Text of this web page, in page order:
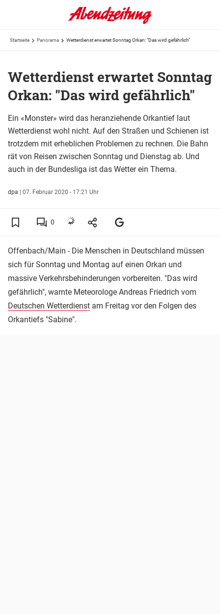
Startseite Panorama Wetterdienst erwartet Sonntag Orkan: "Das wird gefährlich"
Wetterdienst erwartet Sonntag
Orkan: "Das wird gefährlich"
Ein «Monster» wird das heranziehende Orkantief laut
Wetterdienst wohl nicht. Auf den Straßen und Schienen ist
trotzdem mit erheblichen Problemen zu rechnen. Die Bahn
rät von Reisen zwischen Sonntag und Dienstag ab. Und
auch in der Bundesliga ist das Wetter ein Thema.
dpa | 07. Februar 2020 - 17:21 Uhr
0
Offenbach/Main - Die Menschen in Deutschland müssen
sich für Sonntag und Montag auf einen Orkan und
massive Verkehrsbehinderungen vorbereiten. "Das wird
gefährlich", warnte Meteorologe Andreas Friedrich vom
Deutschen Wetterdienst am Freitag vor den Folgen des
Orkantiefs "Sabine".